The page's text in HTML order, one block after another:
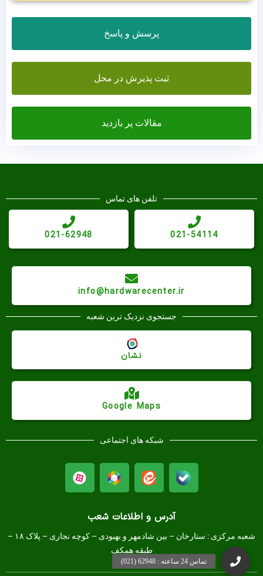
پرسش و پاسخ
ثبت پذیرش در محل
مقالات پر بازدید
آدرس و اطلاعات شعب
شعبه مرکزی :
ستارخان – بین شادمهر و بهبودی – کوچه نجاری – پلاک ۱۸ –
طبقه همکف
تلفن های تماس
021-54114
021-62948
info@hardwarecenter.ir
جستجوی نزدیک ترین شعبه
Google Maps
نشان
شبکه های اجتماعی